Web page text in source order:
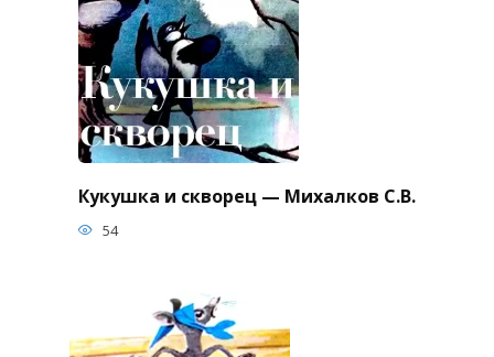
Кукушка и скворец — Михалков С.В.
54